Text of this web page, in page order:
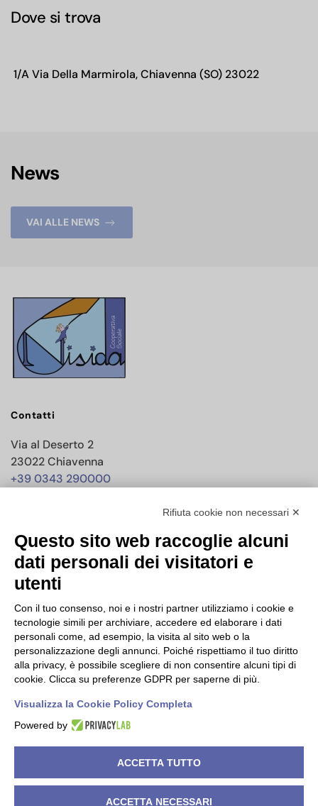
Dove si trova
1/A Via Della Marmirola, Chiavenna (SO) 23022
News
VAI ALLE NEWS
Contatti
Via al Deserto 2
23022 Chiavenna
+39 0343 290000
Dati societari
C.F./P.IVA 00619150147
Forma giuridica e qualificazione ai sensi del codice del Terzo
settore Cooperativa Sociale di tipo A.
N° Iscrizione Albo Delle Cooperative A119858
Iscrizione RUNTS 4050 del 21/03/2022
Cooperativa Sociale NISIDA. All rights reserved.
Rifiuta cookie non necessari ✕
Questo sito web raccoglie alcuni
dati personali dei visitatori e
utenti
Con il tuo consenso, noi e i nostri partner utilizziamo i cookie e
tecnologie simili per archiviare, accedere ed elaborare i dati
personali come, ad esempio, la visita al sito web o la
personalizzazione degli annunci. Poiché rispettiamo il tuo diritto
alla privacy, è possibile scegliere di non consentire alcuni tipi di
cookie. Clicca su preferenze GDPR per saperne di più.
Visualizza la Cookie Policy Completa
Powered by
ACCETTA TUTTO
ACCETTA NECESSARI